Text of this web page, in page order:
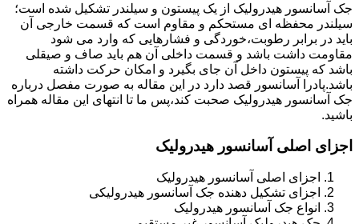
جک آسانسور هیدرولیک از یک پیستون و سیلندر تشکیل شده است؛
سیلندر محفظه ای مستحکم و مقاوم است که قسمت خارجی آن
باید در برابر رطوبت،خوردگی و فشارهایی که وارد می شود
مقاومت داشت باشد و قسمت داخلی آن هم باید صاف و صیقلی
باشد که پیستون داخل آن جای بگیرد و امکان حرکت داشته
باشد.پادرا آسانسور قصد دارد در این مقاله به صورت مفصل درباره
جک آسانسور هیدرولیک صحبت کند،پس ما تا انتهای این مقاله همراه
باشید.
اجزای اصلی آسانسور هیدرولیک
اجزای اصلی آسانسور هیدرولیک
اجزای تشکیل دهنده جک آسانسور هیدرولیکی
انواع جک آسانسور هیدرولیک